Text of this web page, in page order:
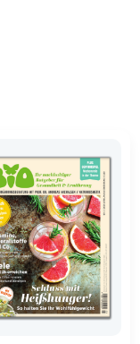
Preis
war:
5,90 €
Preis
ist:
0,35 €.